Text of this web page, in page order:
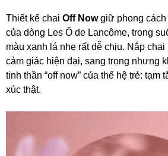
Thiết kế chai Off Nowgiữ phong cách
của dòng Les Ô de Lancôme, trong
màu xanh lá nhẹ rất dễ chịu. Nắp
cảm giác hiện đại, sang trọng nhưng
tinh thần “off now” của thế hệ trẻ: tạm
xúc thật.